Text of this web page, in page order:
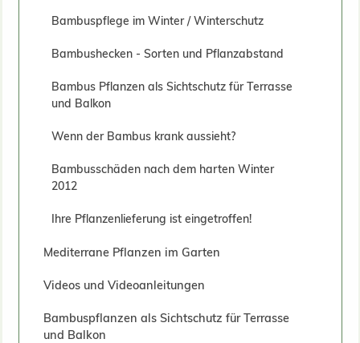
Bambuspflege im Winter / Winterschutz
Bambushecken - Sorten und Pflanzabstand
Bambus Pflanzen als Sichtschutz für Terrasse
und Balkon
Wenn der Bambus krank aussieht?
Bambusschäden nach dem harten Winter
2012
Ihre Pflanzenlieferung ist eingetroffen!
Mediterrane Pflanzen im Garten
Videos und Videoanleitungen
Bambuspflanzen als Sichtschutz für Terrasse
und Balkon